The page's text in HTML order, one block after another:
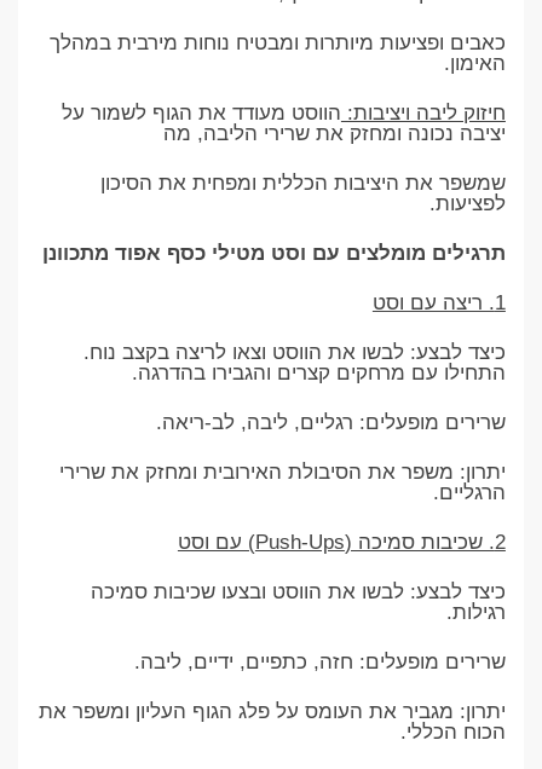
כאבים ופציעות מיותרות ומבטיח נוחות מירבית במהלך
האימון.
חיזוק ליבה ויציבות: הווסט מעודד את הגוף לשמור על
יציבה נכונה ומחזק את שרירי הליבה, מה
שמשפר את היציבות הכללית ומפחית את הסיכון
לפציעות.
תרגילים מומלצים עם וסט מטילי כסף אפוד מתכוונן
1. ריצה עם וסט
כיצד לבצע: לבשו את הווסט וצאו לריצה בקצב נוח.
התחילו עם מרחקים קצרים והגבירו בהדרגה.
שרירים מופעלים: רגליים, ליבה, לב-ריאה.
יתרון: משפר את הסיבולת האירובית ומחזק את שרירי
הרגליים.
2. שכיבות סמיכה (Push-Ups) עם וסט
כיצד לבצע: לבשו את הווסט ובצעו שכיבות סמיכה
רגילות.
שרירים מופעלים: חזה, כתפיים, ידיים, ליבה.
יתרון: מגביר את העומס על פלג הגוף העליון ומשפר את
הכוח הכללי.